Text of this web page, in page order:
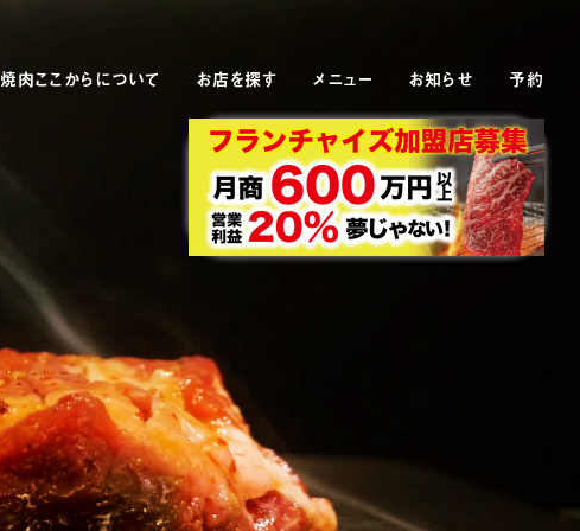
焼肉ここからについて お店を探す メニュー お知らせ 予約